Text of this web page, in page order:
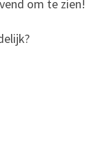
om te zien!